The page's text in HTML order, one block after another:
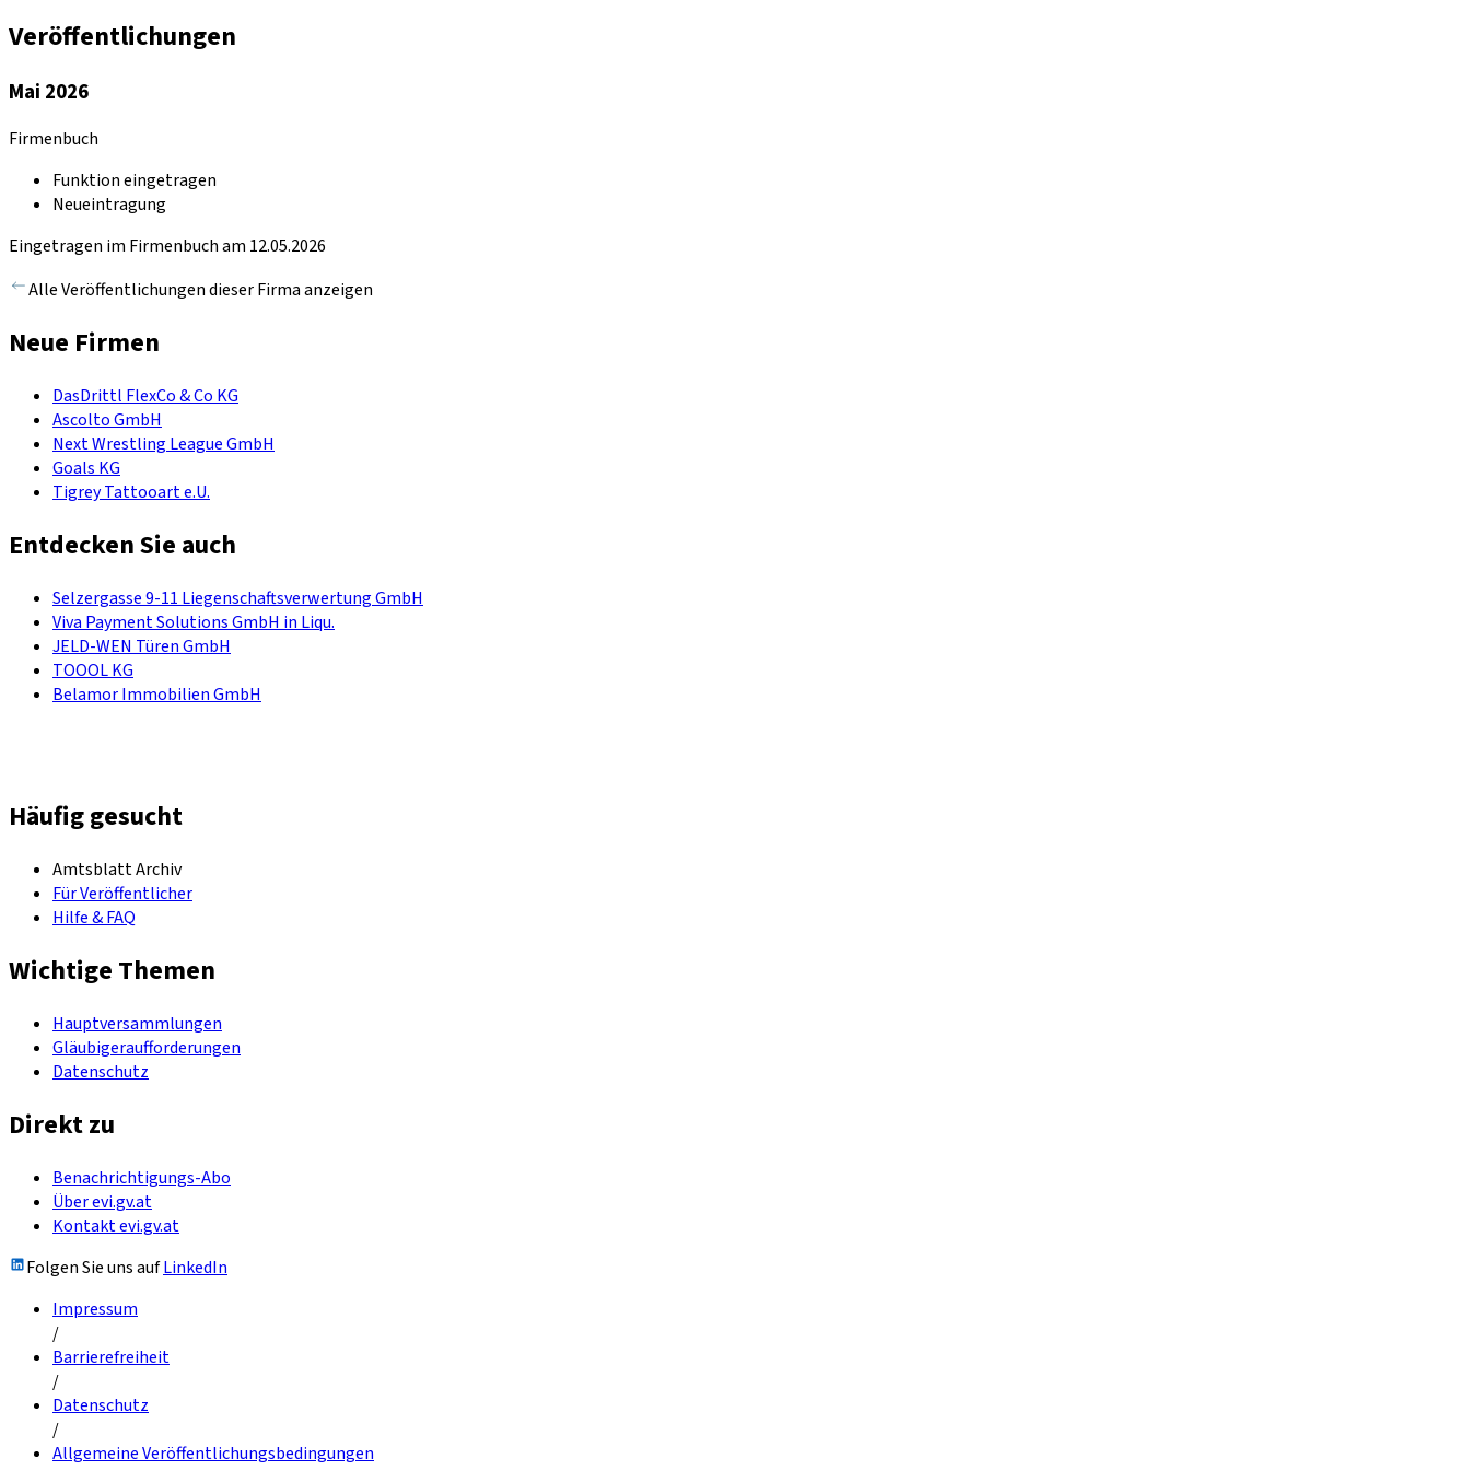
Veröffentlichungen
Mai 2026
Firmenbuch
Funktion eingetragen
Neueintragung
Eingetragen im Firmenbuch am 12.05.2026
Alle Veröffentlichungen dieser Firma anzeigen
Neue Firmen
DasDrittl FlexCo & Co KG
Ascolto GmbH
Next Wrestling League GmbH
Goals KG
Tigrey Tattooart e.U.
Entdecken Sie auch
Selzergasse 9-11 Liegenschaftsverwertung GmbH
Viva Payment Solutions GmbH in Liqu.
JELD-WEN Türen GmbH
TOOOL KG
Belamor Immobilien GmbH
Häufig gesucht
Amtsblatt Archiv
Für Veröffentlicher
Hilfe & FAQ
Wichtige Themen
Hauptversammlungen
Gläubigeraufforderungen
Datenschutz
Direkt zu
Benachrichtigungs-Abo
Über evi.gv.at
Kontakt evi.gv.at
Folgen Sie uns aufLinkedIn
Impressum
/
Barrierefreiheit
/
Datenschutz
/
Allgemeine Veröffentlichungsbedingungen